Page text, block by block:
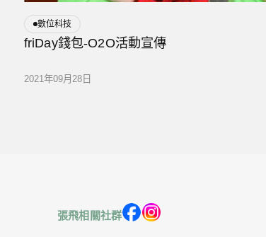
數位科技
friDay錢包-O2O活動宣傳
2021年09月28日
張飛相關社群